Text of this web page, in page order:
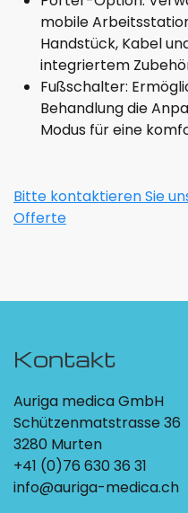
mobile
Handstück, Kabel
integriertem
Fußschalter:
Behandlung die
Modus für eine
Bitte kontaktieren Sie
Offerte
Kontakt
Auriga medica GmbH
Schützenmatstrasse 36
3280 Murten
+41 (0)76 630 36 31
info@auriga-medica.ch